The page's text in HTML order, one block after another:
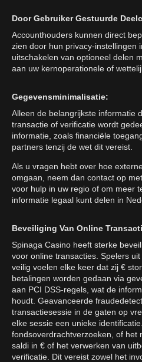
Door Gebruiker Gestuurde
Accounthouders kunnen direct
zien door hun privacy-instellingen
uitschakelen van optioneel delen
aan uw kernoperationele of
Gegevensminimalisatie:
Alleen de belangrijkste informatie
transactie of verificatie wordt
informatie, zoals financiële
partners tenzij de wet dit vereist.
Als u vragen hebt over hoe
omgaan, neem dan contact op
voor hulp in uw regio of om meer
informatie legaal kunt delen in
Beveiliging Van Online
Spinaga Casino heeft sterke
voor online transacties. Spelers
veilig voelen elke keer dat zij €
betalingen worden gedaan via
aan PCI DSS-regels, wat de
houdt. Geavanceerde
transactiesessie in de gaten op
elke sessie een unieke
fondsoverdrachtverzoeken, of het
saldi in € of het verwerken van
verificatie. Dit vereist zowel het